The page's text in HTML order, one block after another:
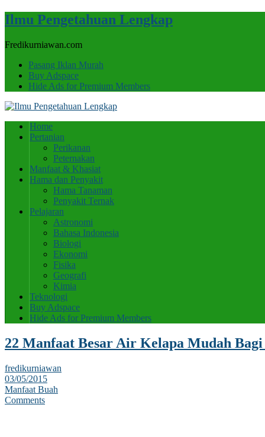
Ilmu Pengetahuan Lengkap
Fredikurniawan.com
Pasang Iklan Murah
Buy Adspace
Hide Ads for Premium Members
Home
Pertanian
Perikanan
Peternakan
Manfaat & Khasiat
Hama dan Penyakit
Hama Tanaman
Penyakit Ternak
Pelajaran
Astronomi
Bahasa Indonesia
Biologi
Ekonomi
Fisika
Geografi
Kimia
Teknologi
Buy Adspace
Hide Ads for Premium Members
22 Manfaat Besar Air Kelapa Mudah Bagi
fredikurniawan
03/05/2015
Manfaat Buah
Comments